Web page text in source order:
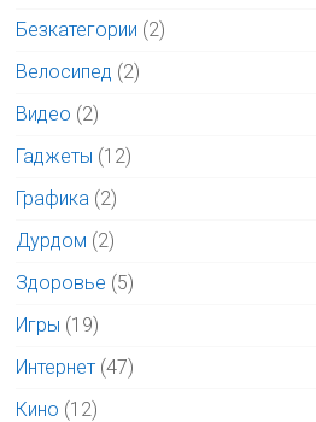
Безкатегории (2)
Велосипед (2)
Видео (2)
Гаджеты (12)
Графика (2)
Дурдом (2)
Здоровье (5)
Игры (19)
Интернет (47)
Кино (12)